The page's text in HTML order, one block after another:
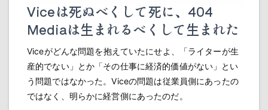
Viceは死ぬべくして死に、404
Mediaは生まれるべくして生まれた
Viceがどんな問題を抱えていたにせよ、「ライターが生
産的でない」とか「その仕事に経済的価値がない」とい
う問題ではなかった。Viceの問題は従業員側にあったの
ではなく、明らかに経営側にあったのだ。